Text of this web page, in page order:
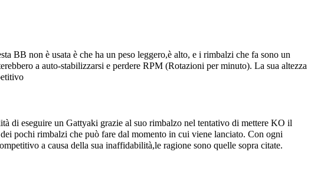
BB non è usata è che ha un peso leggero,è alto, e i rimbalzi che fa sono un
a auto-stabilizzarsi e perdere RPM (Rotazioni per minuto). La sua altezza
di eseguire un Gattyaki grazie al suo rimbalzo nel tentativo di mettere KO il
pochi rimbalzi che può fare dal momento in cui viene lanciato. Con ogni
a causa della sua inaffidabilità,le ragione sono quelle sopra citate.